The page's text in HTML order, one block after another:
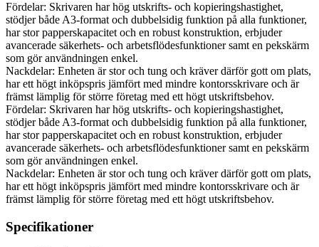
Fördelar: Skrivaren har hög utskrifts- och kopieringshastighet,
stödjer både A3-format och dubbelsidig funktion på alla funktioner,
har stor papperskapacitet och en robust konstruktion, erbjuder
avancerade säkerhets- och arbetsflödesfunktioner samt en pekskärm
som gör användningen enkel.
Nackdelar: Enheten är stor och tung och kräver därför gott om plats,
har ett högt inköpspris jämfört med mindre kontorsskrivare och är
främst lämplig för större företag med ett högt utskriftsbehov.
Fördelar: Skrivaren har hög utskrifts- och kopieringshastighet,
stödjer både A3-format och dubbelsidig funktion på alla funktioner,
har stor papperskapacitet och en robust konstruktion, erbjuder
avancerade säkerhets- och arbetsflödesfunktioner samt en pekskärm
som gör användningen enkel.
Nackdelar: Enheten är stor och tung och kräver därför gott om plats,
har ett högt inköpspris jämfört med mindre kontorsskrivare och är
främst lämplig för större företag med ett högt utskriftsbehov.
Specifikationer